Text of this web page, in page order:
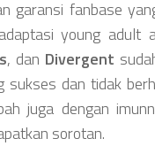
garansi fanbase
young adult
, dan Divergent
sukses dan tidak
juga dengan
sorotan.